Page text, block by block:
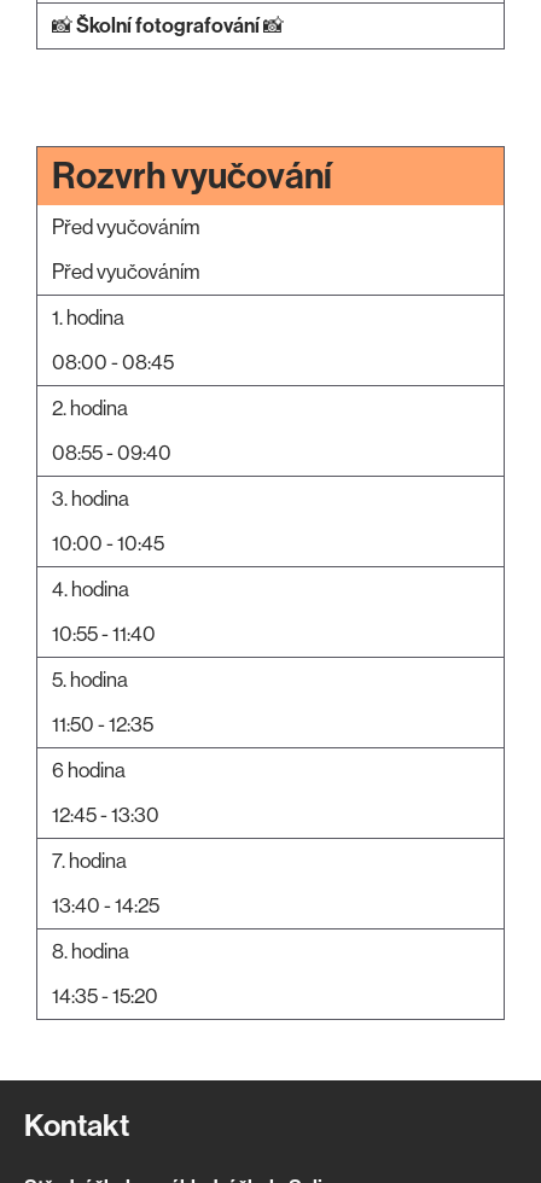
📸Školní fotografování📸
Rozvrh vyučování
Před vyučováním
Před vyučováním
1. hodina
08:00 - 08:45
2. hodina
08:55 - 09:40
3. hodina
10:00 - 10:45
4. hodina
10:55 - 11:40
5. hodina
11:50 - 12:35
6 hodina
12:45 - 13:30
7. hodina
13:40 - 14:25
8. hodina
14:35 - 15:20
Kontakt